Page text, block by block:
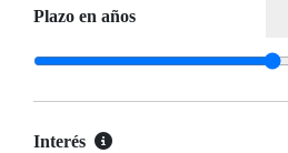
Plazo en años
Interés